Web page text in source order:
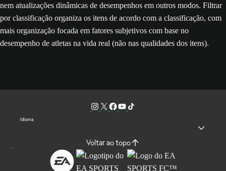
nem atualizações dinâmicas de desempenhos em outros modos. Filtrar
por classificação organiza os itens de acordo com a classificação, com
mais organização focada em fatores subjetivos com base no
desempenho de atletas na vida real (não nas qualidades dos itens).
Idioma
Voltar ao topo